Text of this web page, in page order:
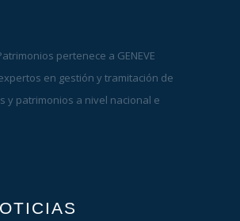
pertenece a GENEVE
expertos en gestión y tramitación de
y patrimonios a nivel nacional e